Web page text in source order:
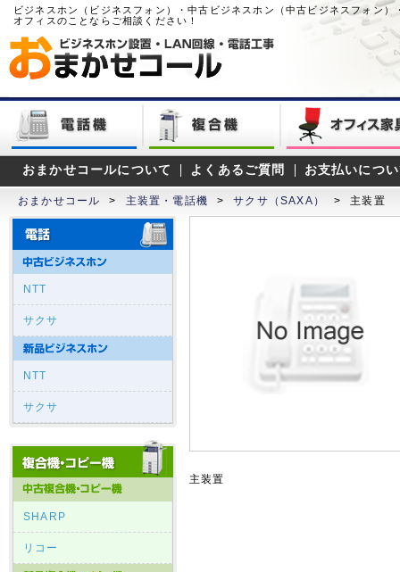
ビジネスホン（ビジネスフォン）・中古ビジネスホン（中古ビジネスフォン
オフィスのことならご相談ください！
おまかせコールについて よくあるご質問 お支払いにつ
おまかせコール > 主装置・電話機 > サクサ（SAXA） > 主装置
NTT
サクサ
NTT
サクサ
SHARP
リコー
主装置